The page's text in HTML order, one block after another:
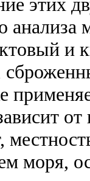
и
моря,